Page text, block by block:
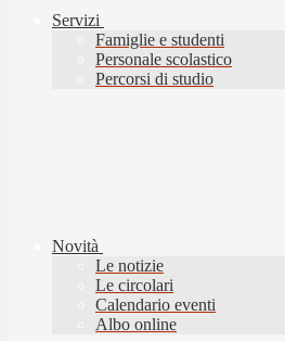
Servizi
Famiglie e studenti
Personale scolastico
Percorsi di studio
Novità
Le notizie
Le circolari
Calendario eventi
Albo online